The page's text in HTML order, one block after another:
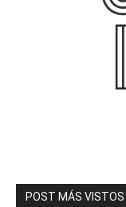
POST MÁS VISTOS